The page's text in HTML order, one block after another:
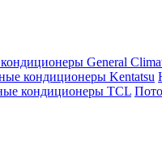
General
кондиционеры Kentatsu
кондиционеры TCL